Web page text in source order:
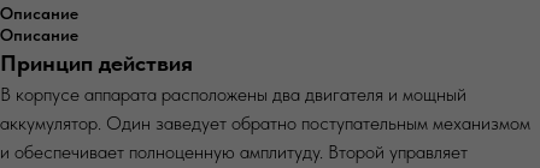
Описание
Описание
Принцип действия
В корпусе аппарата расположены два двигателя и мощный
аккумулятор. Один заведует обратно поступательным механизмом
и обеспечивает полноценную амплитуду. Второй управляет